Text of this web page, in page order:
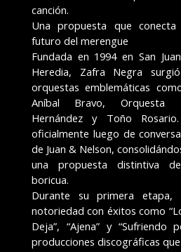
canción.
Una propuesta que
futuro del merengue
Fundada en 1994 en San
Heredia, Zafra Negra
orquestas emblemáticas
Aníbal Bravo, Orquesta
Hernández y Toño
oficialmente luego de
de Juan & Nelson,
una propuesta distintiva
boricua.
Durante su primera etapa,
notoriedad con éxitos como
Deja”, “Ajena” y “Sufriendo
producciones discográficas